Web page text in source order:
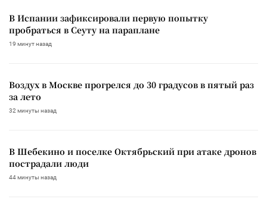
В Испании зафиксировали первую попытку
пробраться в Сеуту на параплане
19 минут назад
Воздух в Москве прогрелся до 30 градусов в пятый раз
за лето
32 минуты назад
В Шебекино и поселке Октябрьский при атаке дронов
пострадали люди
44 минуты назад